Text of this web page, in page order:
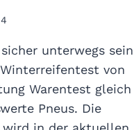
unterwegs sein
von
Warentest gleich
Pneus. Die